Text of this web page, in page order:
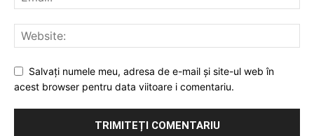
Salvați numele meu, adresa de e-mail și site-ul web în
acest browser pentru data viitoare i comentariu.